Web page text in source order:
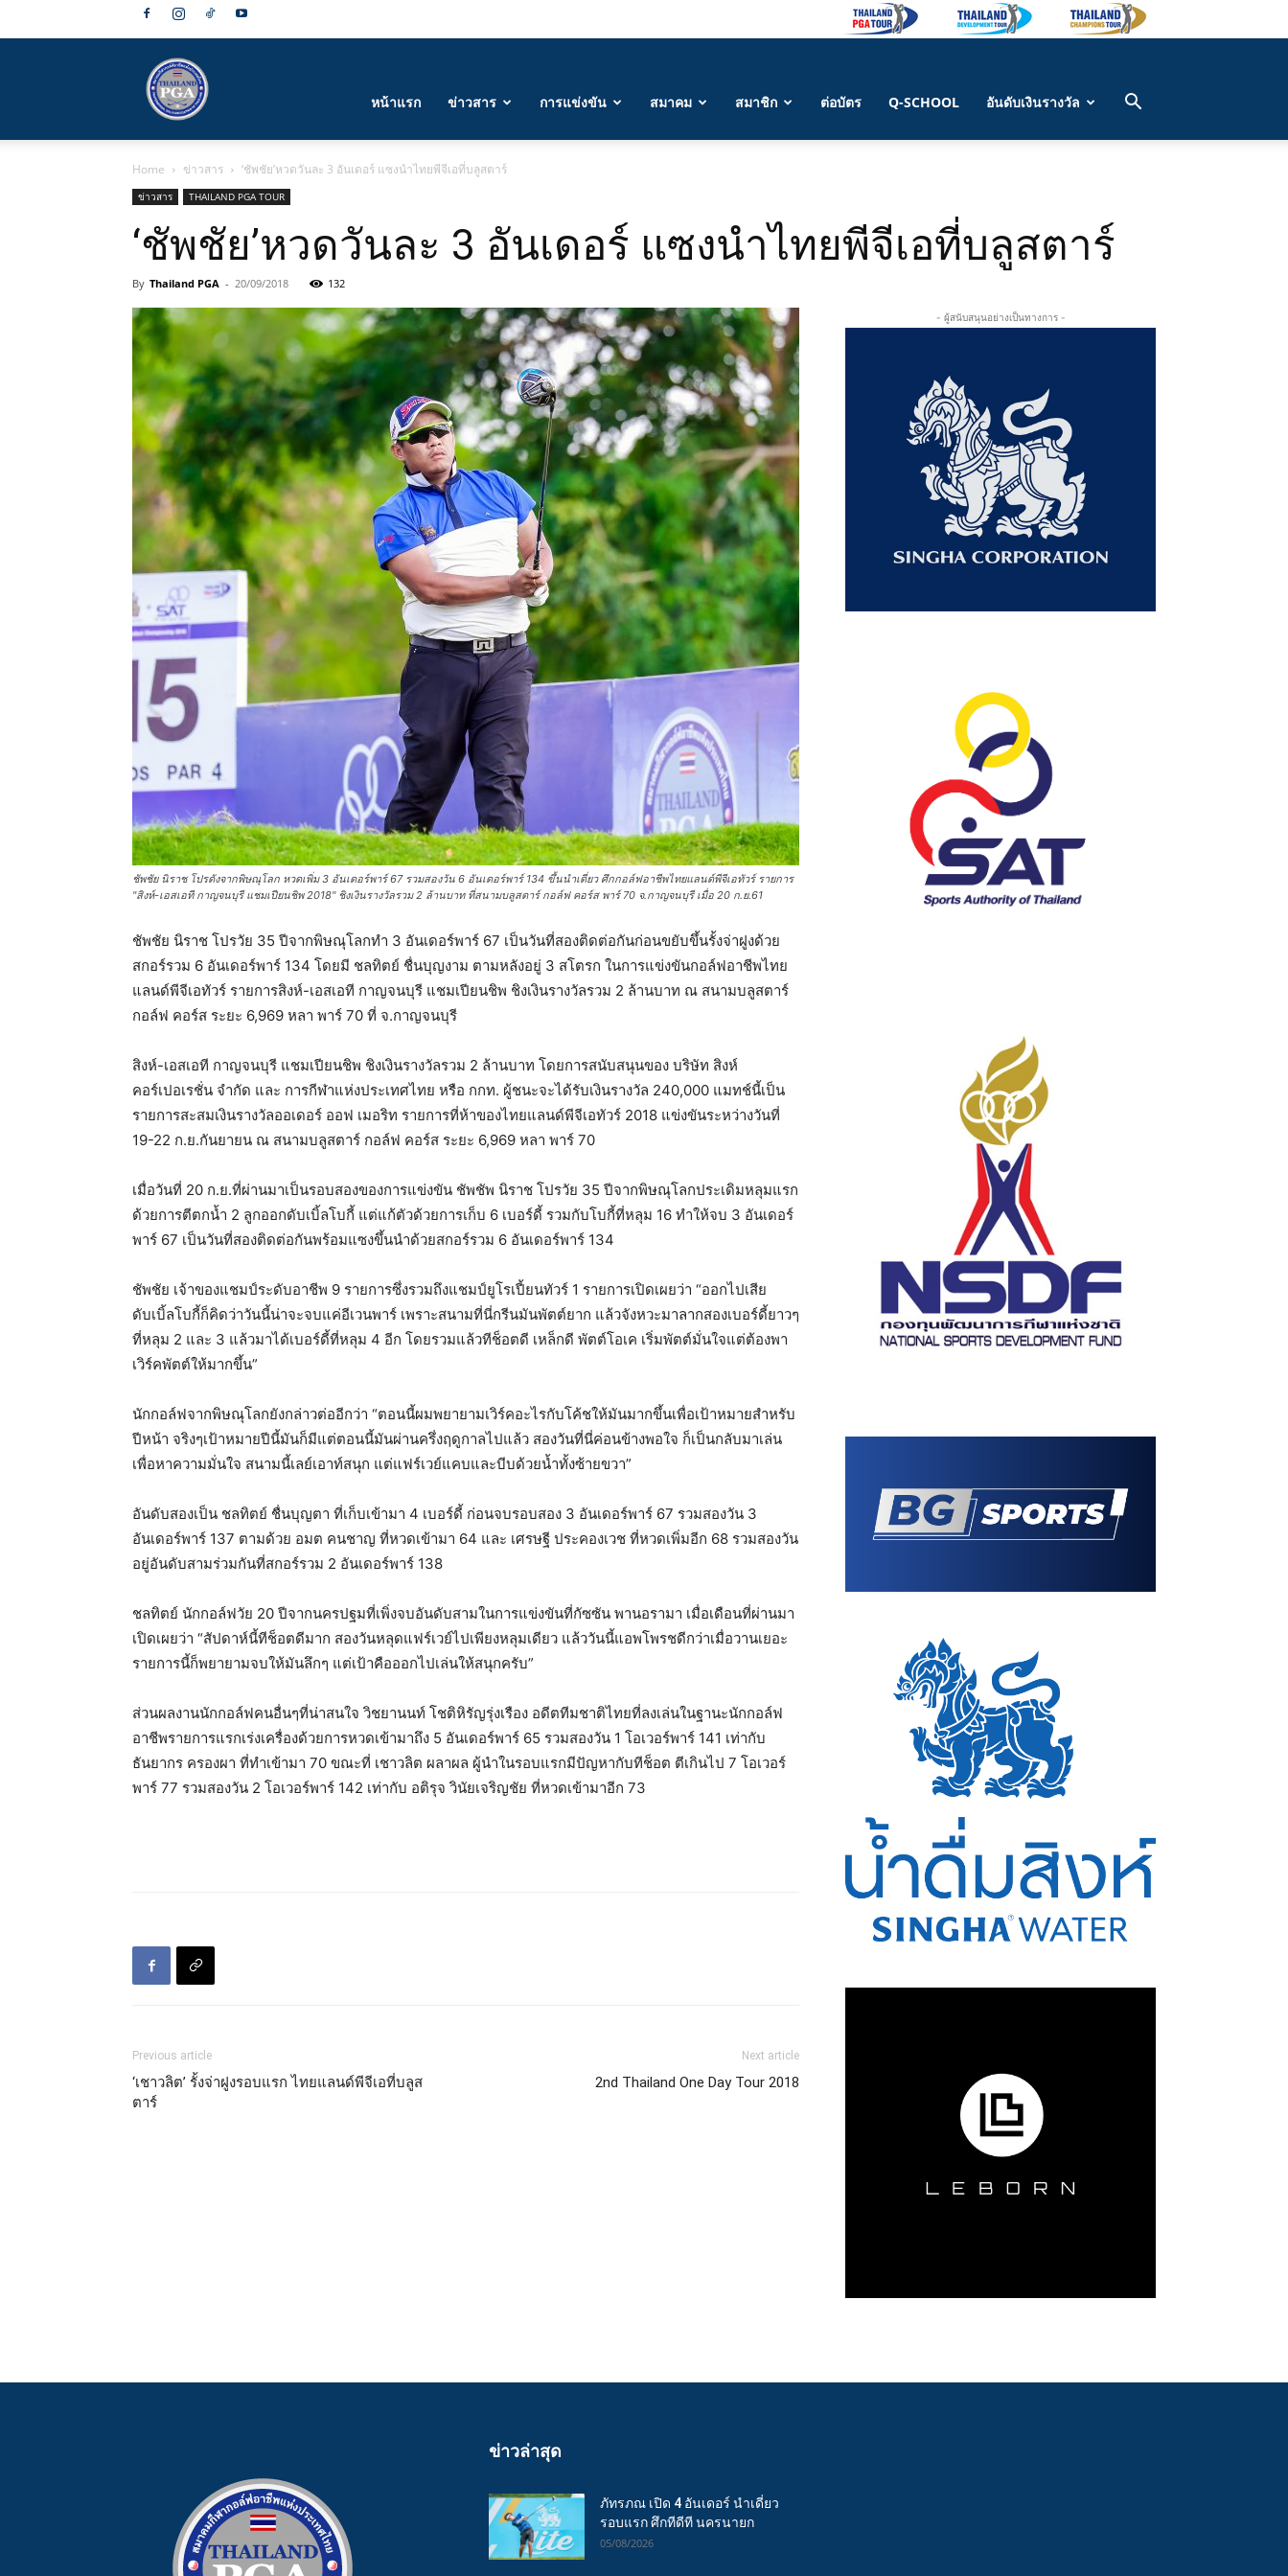
กีฬา
กอล์ฟ
อาชีพ
แห่ง
ประเทศไทย
หน้าแรก ข่าวสาร การแข่งขัน สมาคม สมาชิก ต่อบัตร Q-SCHOOL อันดับเงินรางวัล
Home ข่าวสาร ‘ชัพชัย’หวดวันละ 3 อันเดอร์ แซงนำไทยพีจีเอที่บลูสตาร์
ข่าวสาร THAILAND PGA TOUR
‘ชัพชัย’หวดวันละ 3 อันเดอร์ แซงนำไทยพีจีเอที่บลูสตาร์
By Thailand PGA - 20/09/2018 132
ชัพชัย นิราช โปรดังจากพิษณุโลก หวดเพิ่ม 3 อันเดอร์พาร์ 67 รวมสองวัน 6 อันเดอร์พาร์ 134 ขึ้นนำเดี่ยว ศึกกอล์ฟอาชีพไทยแลนด์พีจีเอทัวร์ รายการ
"สิงห์-เอสเอที กาญจนบุรี แชมเปียนชิพ 2018" ชิงเงินรางวัลรวม 2 ล้านบาท ที่สนามบลูสตาร์ กอล์ฟ คอร์ส พาร์ 70 จ.กาญจนบุรี เมื่อ 20 ก.ย.61
ชัพชัย นิราช โปรวัย 35 ปีจากพิษณุโลกทำ 3 อันเดอร์พาร์ 67 เป็นวันที่สองติดต่อกันก่อนขยับขึ้นรั้งจ่าฝูงด้วย
สกอร์รวม 6 อันเดอร์พาร์ 134 โดยมี ชลทิตย์ ชื่นบุญงาม ตามหลังอยู่ 3 สโตรก ในการแข่งขันกอล์ฟอาชีพไทย
แลนด์พีจีเอทัวร์ รายการสิงห์-เอสเอที กาญจนบุรี แชมเปียนชิพ ชิงเงินรางวัลรวม 2 ล้านบาท ณ สนามบลูสตาร์
กอล์ฟ คอร์ส ระยะ 6,969 หลา พาร์ 70 ที่ จ.กาญจนบุรี
สิงห์-เอสเอที กาญจนบุรี แชมเปียนชิพ ชิงเงินรางวัลรวม 2 ล้านบาท โดยการสนับสนุนของ บริษัท สิงห์
คอร์เปอเรชั่น จำกัด และ การกีฬาแห่งประเทศไทย หรือ กกท. ผู้ชนะจะได้รับเงินรางวัล 240,000 แมทช์นี้เป็น
รายการสะสมเงินรางวัลออเดอร์ ออฟ เมอริท รายการที่ห้าของไทยแลนด์พีจีเอทัวร์ 2018 แข่งขันระหว่างวันที่
19-22 ก.ย.กันยายน ณ สนามบลูสตาร์ กอล์ฟ คอร์ส ระยะ 6,969 หลา พาร์ 70
เมื่อวันที่ 20 ก.ย.ที่ผ่านมาเป็นรอบสองของการแข่งขัน ชัพชัพ นิราช โปรวัย 35 ปีจากพิษณุโลกประเดิมหลุมแรก
ด้วยการตีตกน้ำ 2 ลูกออกดับเบิ้ลโบกี้ แต่แก้ตัวด้วยการเก็บ 6 เบอร์ดี้ รวมกับโบกี้ที่หลุม 16 ทำให้จบ 3 อันเดอร์
พาร์ 67 เป็นวันที่สองติดต่อกันพร้อมแซงขึ้นนำด้วยสกอร์รวม 6 อันเดอร์พาร์ 134
ชัพชัย เจ้าของแชมป์ระดับอาชีพ 9 รายการซึ่งรวมถึงแชมป์ยูโรเปี้ยนทัวร์ 1 รายการเปิดเผยว่า “ออกไปเสีย
ดับเบิ้ลโบกี้ก็คิดว่าวันนี้น่าจะจบแค่อีเวนพาร์ เพราะสนามที่นี่กรีนมันพัตต์ยาก แล้วจังหวะมาลากสองเบอร์ดี้ยาวๆ
ที่หลุม 2 และ 3 แล้วมาได้เบอร์ดี้ที่หลุม 4 อีก โดยรวมแล้วทีช็อตดี เหล็กดี พัตต์โอเค เริ่มพัตต์มั่นใจแต่ต้องพา
เวิร์คพัตต์ให้มากขึ้น”
นักกอล์ฟจากพิษณุโลกยังกล่าวต่ออีกว่า “ตอนนี้ผมพยายามเวิร์คอะไรกับโค้ชให้มันมากขึ้นเพื่อเป้าหมายสำหรับ
ปีหน้า จริงๆเป้าหมายปีนี้มันก็มีแต่ตอนนี้มันผ่านครึ่งฤดูกาลไปแล้ว สองวันที่นี่ค่อนข้างพอใจ ก็เป็นกลับมาเล่น
เพื่อหาความมั่นใจ สนามนี้เลย์เอาท์สนุก แต่แฟร์เวย์แคบและบีบด้วยน้ำทั้งซ้ายขวา”
อันดับสองเป็น ชลทิตย์ ชื่นบุญตา ที่เก็บเข้ามา 4 เบอร์ดี้ ก่อนจบรอบสอง 3 อันเดอร์พาร์ 67 รวมสองวัน 3
อันเดอร์พาร์ 137 ตามด้วย อมต คนชาญ ที่หวดเข้ามา 64 และ เศรษฐี ประคองเวช ที่หวดเพิ่มอีก 68 รวมสองวัน
อยู่อันดับสามร่วมกันที่สกอร์รวม 2 อันเดอร์พาร์ 138
ชลทิตย์ นักกอล์ฟวัย 20 ปีจากนครปฐมที่เพิ่งจบอันดับสามในการแข่งขันที่กัซซัน พานอรามา เมื่อเดือนที่ผ่านมา
เปิดเผยว่า “สัปดาห์นี้ทีช็อตดีมาก สองวันหลุดแฟร์เวย์ไปเพียงหลุมเดียว แล้ววันนี้แอพโพรชดีกว่าเมื่อวานเยอะ
รายการนี้ก็พยายามจบให้มันลึกๆ แต่เป้าคือออกไปเล่นให้สนุกครับ”
ส่วนผลงานนักกอล์ฟคนอื่นๆที่น่าสนใจ วิชยานนท์ โชติหิรัญรุ่งเรือง อดีตทีมชาติไทยที่ลงเล่นในฐานะนักกอล์ฟ
อาชีพรายการแรกเร่งเครื่องด้วยการหวดเข้ามาถึง 5 อันเดอร์พาร์ 65 รวมสองวัน 1 โอเวอร์พาร์ 141 เท่ากับ
ธันยากร ครองผา ที่ทำเข้ามา 70 ขณะที่ เชาวลิต ผลาผล ผู้นำในรอบแรกมีปัญหากับทีช็อต ตีเกินไป 7 โอเวอร์
พาร์ 77 รวมสองวัน 2 โอเวอร์พาร์​ 142 เท่ากับ อติรุจ วินัยเจริญชัย ที่หวดเข้ามาอีก 73
Previous article
‘เชาวลิต’ รั้งจ่าฝูงรอบแรก ไทยแลนด์พีจีเอที่บลูส
ตาร์
Next article
2nd Thailand One Day Tour 2018
- ผู้สนับสนุนอย่างเป็นทางการ -
ข่าวล่าสุด
ภัทรภณ เปิด 4 อันเดอร์ นำเดี่ยว
รอบแรก ศึกทีดีที นครนายก
05/08/2026